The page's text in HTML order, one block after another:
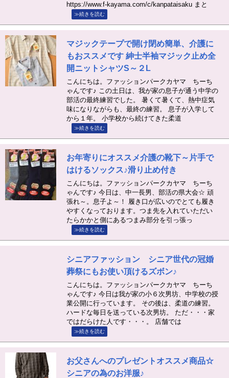
https://www.f-kayama.com/c/kanpataisaku まと
≫続きを読む
マジックテープで開け閉め簡単、介護に
もおススメです 紳士半袖マジック止め全
開ニットシャツS～２L
こんにちは。ファッションパークカヤマ ちーち
ゃんです♪ この土日は、我が家の息子が通う中学の
部活の最終練習でした。 暑くて暑くて、熱中症気
味になりながらも、最終の練習。 息子が入学して
から１年。 小学校から続けてきた柔道
≫続きを読む
お年寄りにオススメ介護の靴下～片手で
はけるソックス♪滑り止め付き
こんにちは。ファッションパークカヤマ ちーち
ゃんです♪ 今日は、中一長男、部活の県大会☆ 頑
張れ～。息子よ～！ 履き口が広いのでとても履き
やすくなっております。つま先を入れていただい
たらかかと側にあるつまみ部分を引っ張っ
≫続きを読む
シニアファッション シニア世代の冠婚
葬祭にもお使い頂けるズボン♪
こんにちは。ファッションパークカヤマ ちーち
ゃんです♪ 今日は我が家の小６次男坊、中学校の授
業公開に行っています。 その後は、柔道の練習。
ハードな毎日を送っている次男坊。 ただ・・・家
ではだらけた人です・・・。 店舗では
≫続きを読む
お父さんへのプレゼントオススメ商品☆
シニアの為のお洋服♪